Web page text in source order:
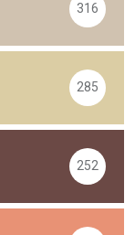
316
285
252